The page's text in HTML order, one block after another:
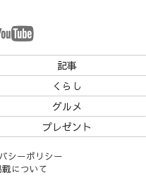
記事
くらし
グルメ
プレゼント
シーポリシー
について